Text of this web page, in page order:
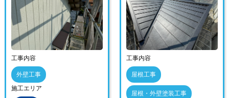
工事内容
外壁工事
施工エリア
工事内容
屋根工事
屋根・外壁塗装工事